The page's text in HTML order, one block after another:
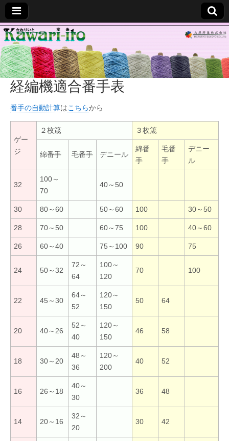
変
糸
■
か
わ
り
い
と
■
経編機適合番手表
番手の自動計算はこちらから
ゲー
ジ
２枚筬 ３枚筬
綿番手 毛番手 デニール
綿番
手
毛番
手
デニー
ル
32
100～
70
40～50
30 80～60 50～60 100 30～50
28 70～50 60～75 100 40～60
26 60～40 75～100 90 75
24 50～32
72～
64
100～
120
70 100
22 45～30
64～
52
120～
150
50 64
20 40～26
52～
40
120～
150
46 58
18 30～20
48～
36
120～
200
40 52
16 26～18
40～
30
36 48
14 20～16
32～
20
30 42